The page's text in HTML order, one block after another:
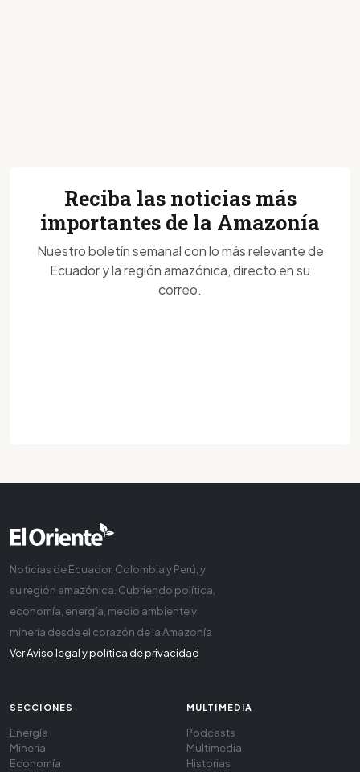
Reciba las noticias más
importantes de la Amazonía
Nuestro boletín semanal con lo más relevante de
Ecuador y la región amazónica, directo en su
correo.
Noticias de Ecuador, Colombia y Perú, y
su región amazónica. Cubriendo política,
economía, energía, medio ambiente y
minería desde el corazón de la Amazonía
Ver Aviso legal y política de privacidad
SECCIONES
Energía
Minería
Economía
MULTIMEDIA
Podcasts
Multimedia
Historias